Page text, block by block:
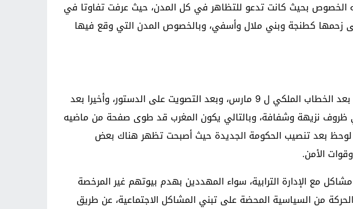
في مصر على وجه الخصوص بحيث كانت تدعو للتظاهر في كل المدن، حيث عرفت تفاوتا في
زحمها كطنجة وبني ملال وأسفي، وبالخصوص المدن التي وقع فيها
التحديات التي تواجه الحركة هو إصابتها بالضعف والوهن، مع مرور الأيام لأنها تلقت ضربات قوية، أولها بعد الخطاب الملكي ل 9 مارس، وبعد التصويت على الدستور، وأخيرا بعد
في ظروف نزيهة وشفافة، وبالتالي يكون المغرب قد طوى صفحة من ماضيه
لوحظ بعد تنصيب الحكومة الجديدة حيث أصبحت تظهر هناك بعض
الأمن.
مع الإدارة الترابية، سواء المهددين بهدم بيوتهم غير المرخصة
من السياسية المحضة على تبني المشاكل الاجتماعية، عن طريق